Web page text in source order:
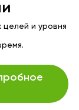
и уровня